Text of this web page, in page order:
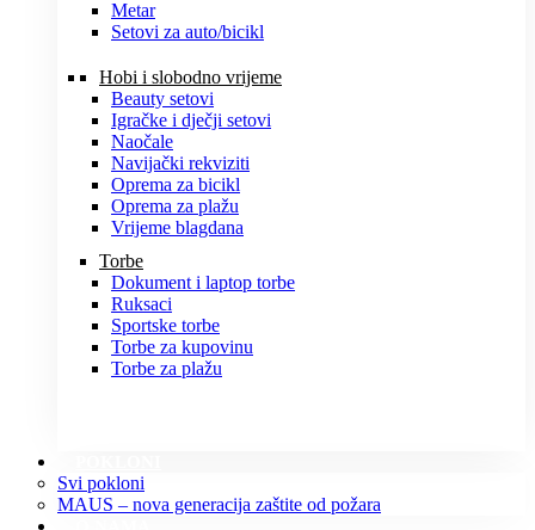
Metar
Setovi za auto/bicikl
Hobi i slobodno vrijeme
Beauty setovi
Igračke i dječji setovi
Naočale
Navijački rekviziti
Oprema za bicikl
Oprema za plažu
Vrijeme blagdana
Torbe
Dokument i laptop torbe
Ruksaci
Sportske torbe
Torbe za kupovinu
Torbe za plažu
Svi pokloni
MAUS – nova generacija zaštite od požara